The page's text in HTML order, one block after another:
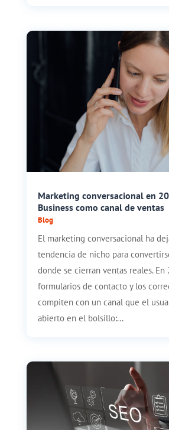
Marketing conversacional en
Business como canal de ventas
Blog
El marketing conversacional ha
tendencia de nicho para
donde se cierran ventas reales. En
formularios de contacto y los
compiten con un canal que el
abierto en el bolsillo:...